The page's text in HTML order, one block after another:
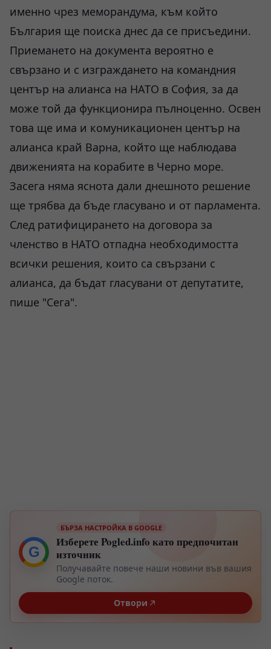
именно чрез меморандума, към който
България ще поиска днес да се присъедини.
Приемането на документа вероятно е
свързано и с изграждането на командния
център на алианса на НАТО в София, за да
може той да функционира пълноценно. Освен
това ще има и комуникационен център на
алианса край Варна, който ще наблюдава
движенията на корабите в Черно море.
Засега няма яснота дали днешното решение
ще трябва да бъде гласувано и от парламента.
След ратифицирането на договора за
членство в НАТО отпадна необходимостта
всички решения, които са свързани с
алианса, да бъдат гласувани от депутатите,
пише "Сега".
G
БЪРЗА НАСТРОЙКА В GOOGLE
Изберете Pogled.info като предпочитан
източник
Получавайте повече наши новини във вашия
Google поток.
Отвори